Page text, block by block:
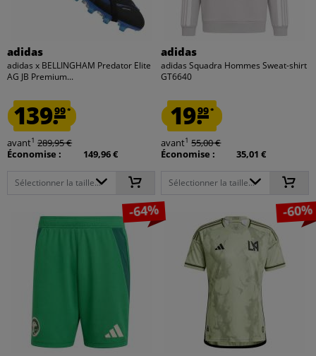
adidas
adidas x BELLINGHAM Predator Elite
AG JB Premium...
139.99*
avant1 289,95 €
Économise :
149,96 €
Sélectionner la taille...
adidas
adidas Squadra Hommes Sweat-shirt
GT6640
19.99*
avant1 55,00 €
Économise :
35,01 €
Sélectionner la taille...
-64% -60%